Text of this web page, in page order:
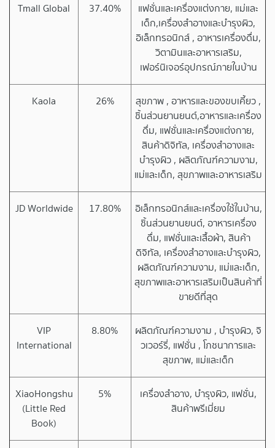
Tmall Global 37.40%
แฟชั่นและเครื่องแต่งกาย, แม่และ
เด็ก,เครื่องสำอางและบำรุงผิว,
อิเล็กทรอนิกส์ , อาหารเครื่องดื่ม,
วิตามินและอาหารเสริม,
เฟอร์นิเจอร์อุปกรณ์ภายในบ้าน
Kaola 26%
สุขภาพ , อาหารและของขบเคี้ยว ,
ชิ้นส่วนยานยนต์,อาหารและเครื่อง
ดื่ม, แฟชั่นและเครื่องแต่งกาย,
สินค้าดิจิทัล, เครื่องสำอางและ
บำรุงผิว , ผลิตภัณฑ์ความงาม,
แม่และเด็ก, สุขภาพและอาหารเสริม
JD Worldwide 17.80%
อิเล็กทรอนิกส์และเครื่องใช้ในบ้าน,
ชิ้นส่วนยานยนต์, อาหารเครื่อง
ดื่ม, แฟชั่นและเสื้อผ้า, สินค้า
ดิจิทัล, เครื่องสำอางและบำรุงผิว,
ผลิตภัณฑ์ความงาม, แม่และเด็ก,
สุขภาพและอาหารเสริมเป็นสินค้าที่
ขายดีที่สุด
VIP
International
8.80%
ผลิตภัณฑ์ความงาม , บำรุงผิว, จิ
วเวอร์รี่, แฟชั่น , โภชนาการและ
สุขภาพ, แม่และเด็ก
XiaoHongshu
(Little Red
Book)
5%
เครื่องสำอาง, บำรุงผิว, แฟชั่น,
สินค้าพรีเมี่ยม